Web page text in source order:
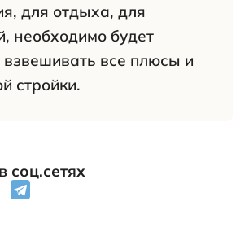
для отдыха, для
необходимо будет
все плюсы и
стройки.
соц.сетях